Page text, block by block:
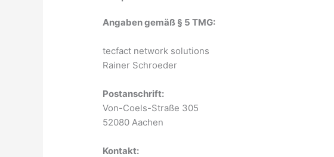
Angaben gemäß § 5 TMG:
tecfact network solutions
Rainer Schroeder
Postanschrift:
Von-Coels-Straße 305
52080 Aachen
Kontakt: